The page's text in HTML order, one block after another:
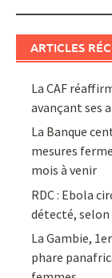
ARTICLES
La CAF
avançant ses
La Banque
mesures
mois à venir
RDC : Ebola
détecté, selon
La Gambie,
phare